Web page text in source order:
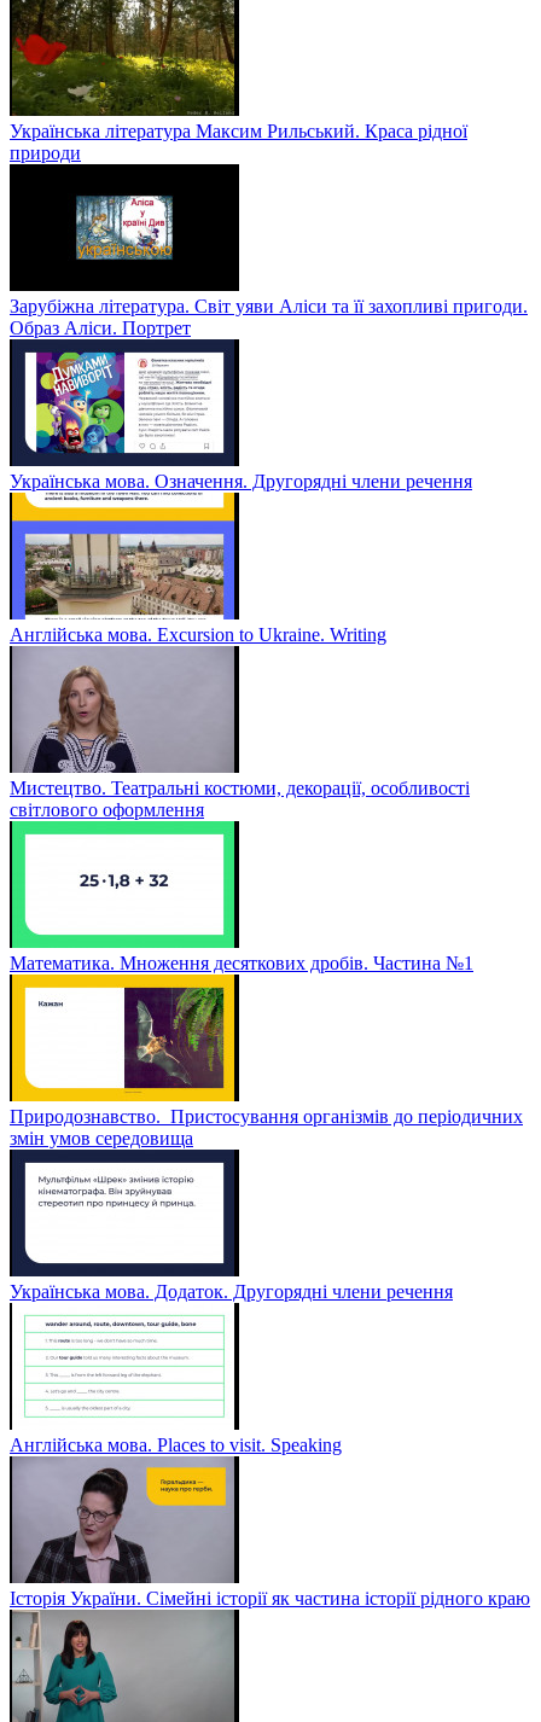
Українська література Максим Рильський. Краса рідної
природи
Зарубіжна література. Світ уяви Аліси та її захопливі пригоди.
Образ Аліси. Портрет
Українська мова. Означення. Другорядні члени речення
Англійська мова. Excursion to Ukraine. Writing
Мистецтво. Театральні костюми, декорації, особливості
світлового оформлення
Математика. Множення десяткових дробів. Частина №1
Природознавство. Пристосування організмів до періодичних
змін умов середовища
Українська мова. Додаток. Другорядні члени речення
Англійська мова. Places to visit. Speaking
Історія України. Сімейні історії як частина історії рідного краю